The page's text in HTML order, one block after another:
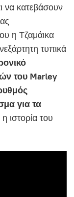
να κατεβάσουν
η Τζαμάικα
τυπικά
του Marley
για τα
ιστορία του